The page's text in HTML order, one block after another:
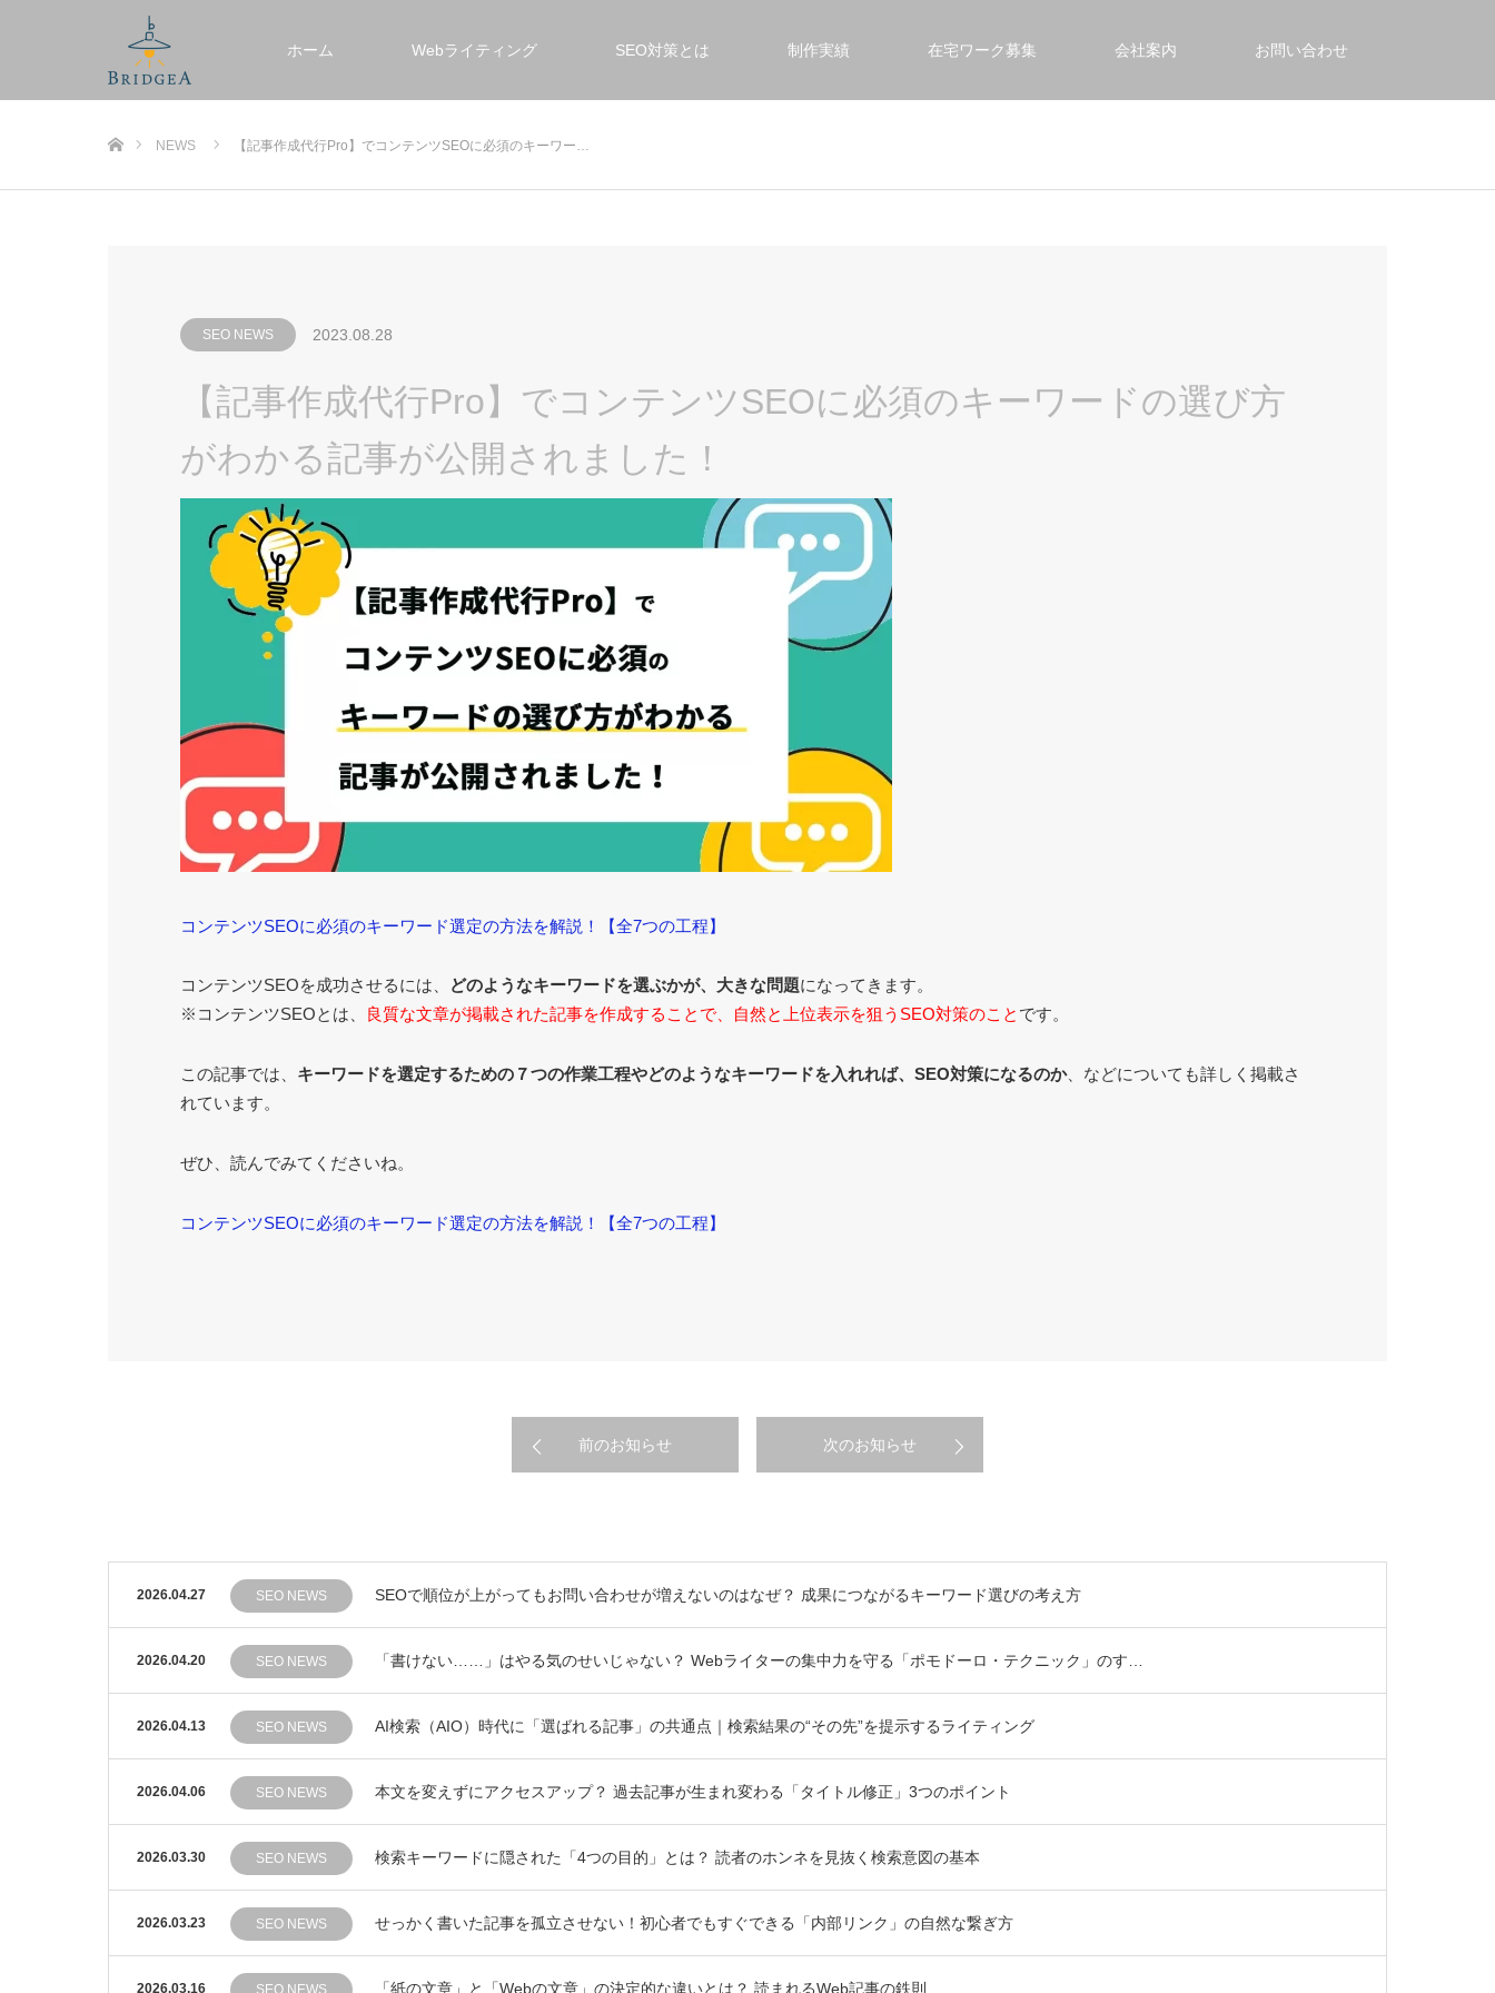
ホーム Webライティング SEO対策とは 制作実績 在宅ワーク募集 会社案内 お問い合わせ
NEWS 【記事作成代行Pro】でコンテンツSEОに必須のキーワー…
SEO NEWS 2023.08.28
【記事作成代行Pro】でコンテンツSEОに必須のキーワードの選び方
がわかる記事が公開されました！
コンテンツSEOに必須のキーワード選定の方法を解説！【全7つの工程】
コンテンツSEОを成功させるには、 どのようなキーワードを選ぶかが、大きな問題になってきます。
※コンテンツSEОとは、
良質な文章が掲載された記事を作成することで、自然と上位表示を狙うSEО対策のこと です。
この記事では、 キーワードを選定するための７つの作業工程やどのようなキーワードを入れれば、SEО対策になるのか、などについても詳しく掲載さ
れています。
ぜひ、読んでみてくださいね。
コンテンツSEOに必須のキーワード選定の方法を解説！【全7つの工程】
前のお知らせ 次のお知らせ
2026.04.27 SEO NEWS SEOで順位が上がってもお問い合わせが増えないのはなぜ？ 成果につながるキーワード選びの考え方
2026.04.20 SEO NEWS 「書けない……」はやる気のせいじゃない？ Webライターの集中力を守る「ポモドーロ・テクニック」のす…
2026.04.13 SEO NEWS AI検索（AIO）時代に「選ばれる記事」の共通点｜検索結果の“その先”を提示するライティング
2026.04.06 SEO NEWS 本文を変えずにアクセスアップ？ 過去記事が生まれ変わる「タイトル修正」3つのポイント
2026.03.30 SEO NEWS 検索キーワードに隠された「4つの目的」とは？ 読者のホンネを見抜く検索意図の基本
2026.03.23 SEO NEWS せっかく書いた記事を孤立させない！初心者でもすぐできる「内部リンク」の自然な繋ぎ方
2026.03.16 SEO NEWS 「紙の文章」と「Webの文章」の決定的な違いとは？ 読まれるWeb記事の鉄則